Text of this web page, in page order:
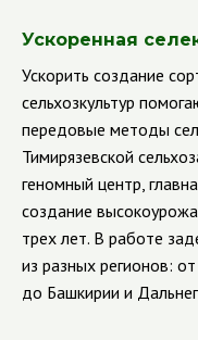
Ускоренная
Ускорить создание
сельхозкультур
передовые методы
Тимирязевской
геномный центр,
создание
трех лет. В работе
из разных регионов:
до Башкирии и